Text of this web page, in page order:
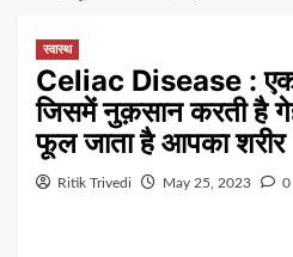
स्वास्थ
Celiac Disease : एक
जिसमें नुक़सान करती है
फूल जाता है आपका शरीर
Ritik Trivedi May 25, 2023 0